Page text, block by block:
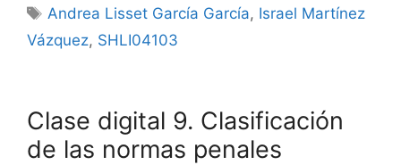
Etiquetas
Andrea Lisset García García, Israel Martínez
Vázquez, SHLI04103
Clase digital 9. Clasificación
de las normas penales